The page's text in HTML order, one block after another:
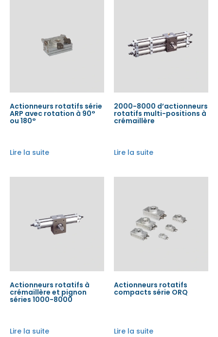
Actionneurs rotatifs série
ARP avec rotation à 90°
ou 180°
Lire la suite
2000-8000 d’actionneurs
rotatifs multi-positions à
crémaillère
Lire la suite
Actionneurs rotatifs à
crémaillère et pignon
séries 1000-8000
Lire la suite
Actionneurs rotatifs
compacts série ORQ
Lire la suite